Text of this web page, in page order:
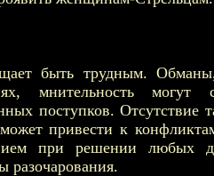
быть трудным.
мнительность могут
поступков. Отсутствие
привести к
при решении
разочарования.